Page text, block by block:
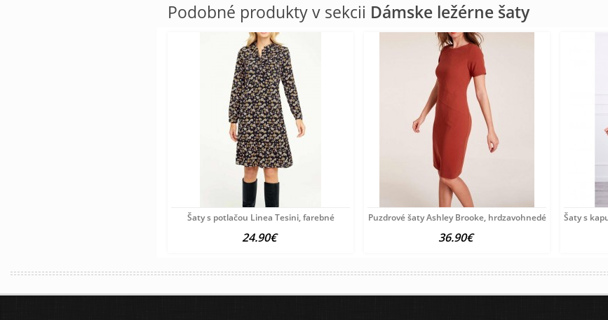
Podobné produkty v sekcii Dámske ležérne šaty
Šaty s potlačou Linea Tesini, farebné
24.90€
Puzdrové šaty Ashley Brooke, hrdzavohnedé
36.90€
Šaty s